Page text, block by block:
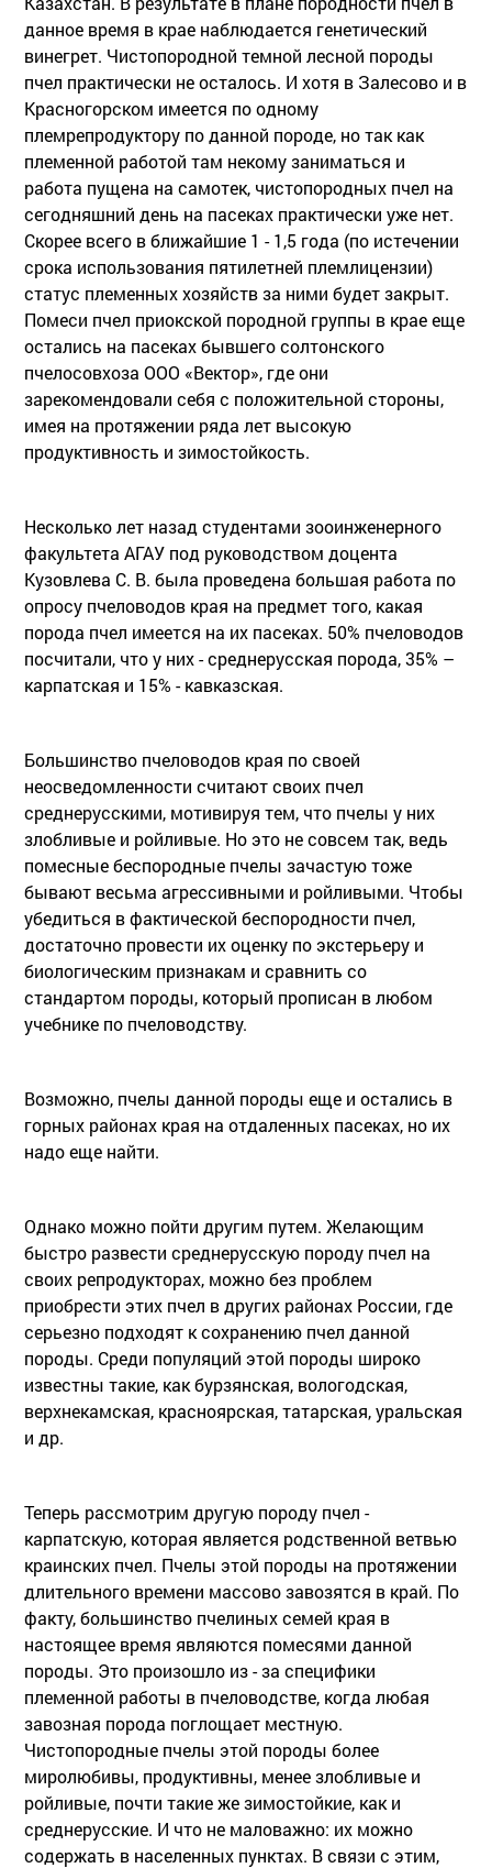
данное время в крае наблюдается генетический
винегрет. Чистопородной темной лесной породы
пчел практически не осталось. И хотя в Залесово и в
Красногорском имеется по одному
племрепродуктору по данной породе, но так как
племенной работой там некому заниматься и
работа пущена на самотек, чистопородных пчел на
сегодняшний день на пасеках практически уже нет.
Скорее всего в ближайшие 1 - 1,5 года (по истечении
срока использования пятилетней племлицензии)
статус племенных хозяйств за ними будет закрыт.
Помеси пчел приокской породной группы в крае еще
остались на пасеках бывшего солтонского
пчелосовхоза ООО «Вектор», где они
зарекомендовали себя с положительной стороны,
имея на протяжении ряда лет высокую
продуктивность и зимостойкость.
Несколько лет назад студентами зооинженерного
факультета АГАУ под руководством доцента
Кузовлева С. В. была проведена большая работа по
опросу пчеловодов края на предмет того, какая
порода пчел имеется на их пасеках. 50% пчеловодов
посчитали, что у них - среднерусская порода, 35% –
карпатская и 15% - кавказская.
Большинство пчеловодов края по своей
неосведомленности считают своих пчел
среднерусскими, мотивируя тем, что пчелы у них
злобливые и ройливые. Но это не совсем так, ведь
помесные беспородные пчелы зачастую тоже
бывают весьма агрессивными и ройливыми. Чтобы
убедиться в фактической беспородности пчел,
достаточно провести их оценку по экстерьеру и
биологическим признакам и сравнить со
стандартом породы, который прописан в любом
учебнике по пчеловодству.
Возможно, пчелы данной породы еще и остались в
горных районах края на отдаленных пасеках, но их
надо еще найти.
Однако можно пойти другим путем. Желающим
быстро развести среднерусскую породу пчел на
своих репродукторах, можно без проблем
приобрести этих пчел в других районах России, где
серьезно подходят к сохранению пчел данной
породы. Среди популяций этой породы широко
известны такие, как бурзянская, вологодская,
верхнекамская, красноярская, татарская, уральская
и др.
Теперь рассмотрим другую породу пчел -
карпатскую, которая является родственной ветвью
краинских пчел. Пчелы этой породы на протяжении
длительного времени массово завозятся в край. По
факту, большинство пчелиных семей края в
настоящее время являются помесями данной
породы. Это произошло из - за специфики
племенной работы в пчеловодстве, когда любая
завозная порода поглощает местную.
Чистопородные пчелы этой породы более
миролюбивы, продуктивны, менее злобливые и
ройливые, почти такие же зимостойкие, как и
среднерусские. И что не маловажно: их можно
содержать в населенных пунктах. В связи с этим,